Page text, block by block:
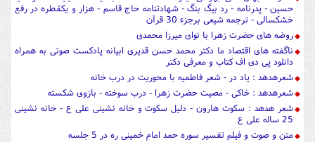
حسین - پدرنامه - رد بیگ بنگ - شهادتنامه حاج قاسم - هزار و یکقطره در رفع
خشکسالی - ترجمه شیعی برجزء 30 قرآن
روضه های حضرت زهرا با نوای میرزا محمدی
ناگفته های اقتصاد ما دکتر محمد حسن قدیری ابیانه پادکست صوتی به همراه
دانلود پی دی اف کتاب و معرفی دکتر
شعرهدهد : یاد در - شعر فاطمیه با محوریت در درب خانه
شعرهدهد : خاکی - مصیت حضرت زهرا - درب سوخته - بازوی شکسته
شعر هدهد : سکوت هارون - دلیل سکوت و خانه نشینی علی ع - خانه نشینی
25 ساله علی ع
متن و صوت و فیلم تفسیر سوره حمد امام خمینی ره در 5 جلسه